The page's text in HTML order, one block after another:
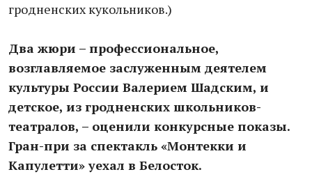
гродненских кукольников.)
Два жюри – профессиональное,
возглавляемое заслуженным деятелем
культуры России Валерием Шадским, и
детское, из гродненских школьников-
театралов, – оценили конкурсные показы.
Гран-при за спектакль «Монтекки и
Капулетти» уехал в Белосток.